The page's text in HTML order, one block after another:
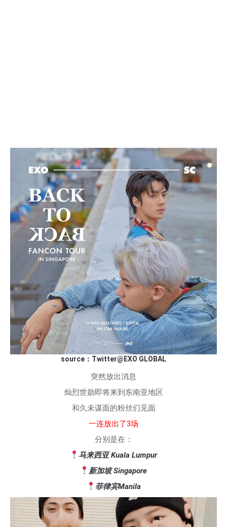
source：Twitter@EXO GLOBAL
突然放出消息
灿烈世勋即将来到东南亚地区
和久未谋面的粉丝们见面
一连放出了3场
分别是在：
马来西亚 Kuala Lumpur
新加坡 Singapore
菲律宾Manila